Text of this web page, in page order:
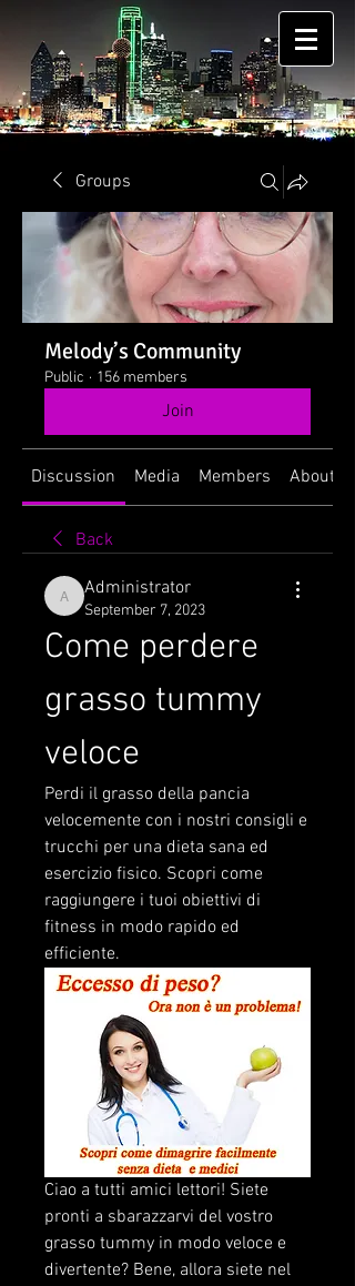
Groups
Melody’s Community
Public · 156 members
Join
Discussion Media Members About
Back
Administrator
Administrator
September 7, 2023
Come perdere
grasso tummy
veloce
Perdi il grasso della pancia
velocemente con i nostri consigli e
trucchi per una dieta sana ed
esercizio fisico. Scopri come
raggiungere i tuoi obiettivi di
fitness in modo rapido ed
efficiente.
Ciao a tutti amici lettori! Siete
pronti a sbarazzarvi del vostro
grasso tummy in modo veloce e
divertente? Bene, allora siete nel